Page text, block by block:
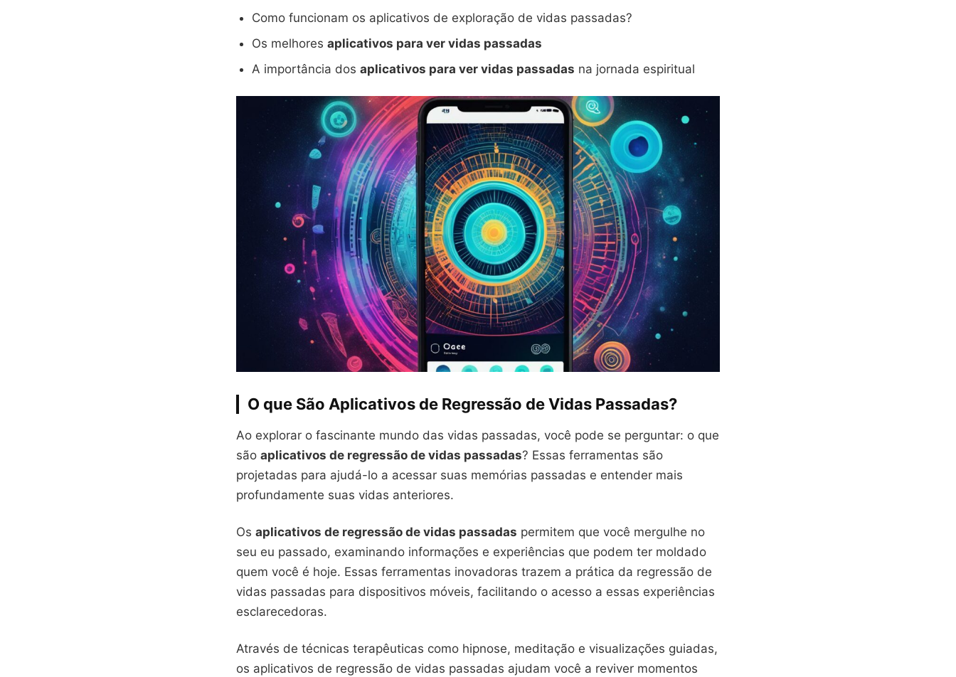
Como funcionam os aplicativos de exploração de vidas passadas?
Os melhores aplicativos para ver vidas passadas
A importância dos aplicativos para ver vidas passadas na jornada espiritual
O que São Aplicativos de Regressão de Vidas Passadas?
Ao explorar o fascinante mundo das vidas passadas, você pode se perguntar: o que
são aplicativos de regressão de vidas passadas? Essas ferramentas são
projetadas para ajudá-lo a acessar suas memórias passadas e entender mais
profundamente suas vidas anteriores.
Os aplicativos de regressão de vidas passadas permitem que você mergulhe no
seu eu passado, examinando informações e experiências que podem ter moldado
quem você é hoje. Essas ferramentas inovadoras trazem a prática da regressão de
vidas passadas para dispositivos móveis, facilitando o acesso a essas experiências
esclarecedoras.
Através de técnicas terapêuticas como hipnose, meditação e visualizações guiadas,
os aplicativos de regressão de vidas passadas ajudam você a reviver momentos